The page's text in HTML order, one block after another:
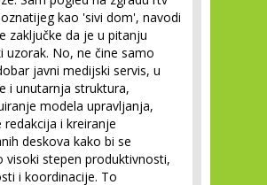
kao 'sivi dom', navodi
zaključke da je u pitanju
uzorak. No, ne čine samo
javni medijski servis, u
i unutarnja struktura,
modela upravljanja,
redakcija i kreiranje
deskova kako bi se
visoki stepen produktivnosti,
i koordinacije. To